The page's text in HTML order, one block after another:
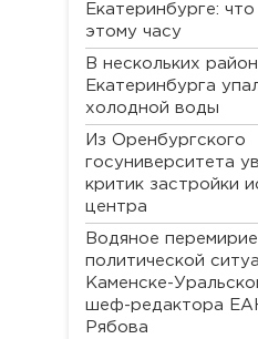
Екатеринбурге:
этому часу
В нескольких
Екатеринбурга
холодной воды
Из Оренбургского
госуниверситета
критик застройки
центра
Водяное
политической
Каменске-
шеф-редактора
Рябова